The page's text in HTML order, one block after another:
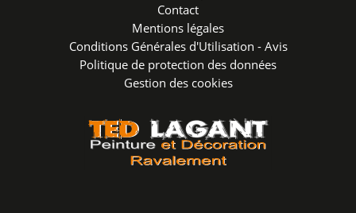
Contact
Mentions légales
Conditions Générales d'Utilisation - Avis
Politique de protection des données
Gestion des cookies